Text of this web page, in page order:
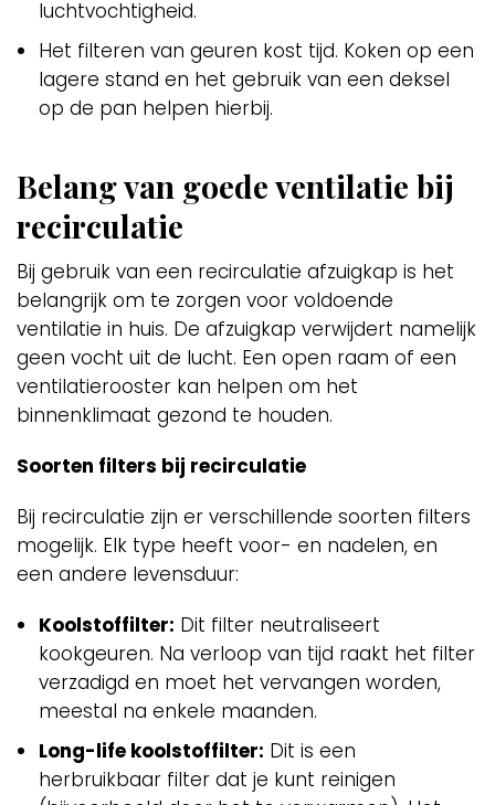
luchtvochtigheid.
Het filteren van geuren kost tijd. Koken op een
lagere stand en het gebruik van een deksel
op de pan helpen hierbij.
Belang van goede ventilatie bij
recirculatie
Bij gebruik van een recirculatie afzuigkap is het
belangrijk om te zorgen voor voldoende
ventilatie in huis. De afzuigkap verwijdert namelijk
geen vocht uit de lucht. Een open raam of een
ventilatierooster kan helpen om het
binnenklimaat gezond te houden.
Soorten filters bij recirculatie
Bij recirculatie zijn er verschillende soorten filters
mogelijk. Elk type heeft voor- en nadelen, en
een andere levensduur:
Koolstoffilter: Dit filter neutraliseert
kookgeuren. Na verloop van tijd raakt het filter
verzadigd en moet het vervangen worden,
meestal na enkele maanden.
Long-life koolstoffilter: Dit is een
herbruikbaar filter dat je kunt reinigen